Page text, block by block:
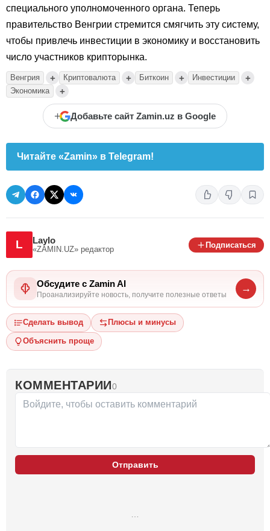
специального уполномоченного органа. Теперь
правительство Венгрии стремится смягчить эту систему,
чтобы привлечь инвестиции в экономику и восстановить
число участников крипторынка.
Венгрия + Криптовалюта + Биткоин + Инвестиции +
Экономика +
+ Добавьте сайт Zamin.uz в Google
Читайте «Zamin» в Telegram!
L Laylo
«ZAMIN.UZ» редактор
Подписаться
Обсудите с Zamin AI
Проанализируйте новость, получите полезные ответы
→
Сделать вывод Плюсы и минусы
Объяснить проще
КОММЕНТАРИИ0
Отправить
…